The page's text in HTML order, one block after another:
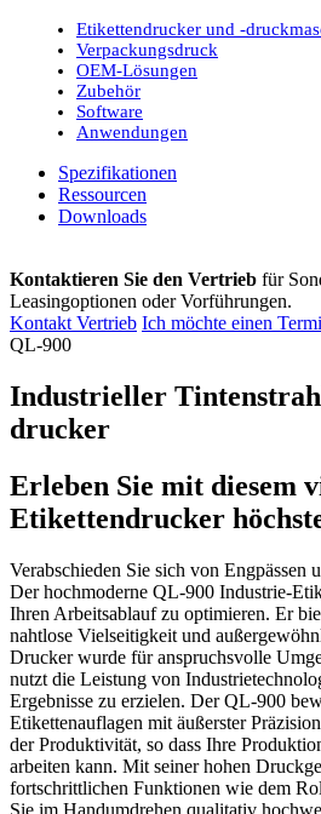
Etikettendrucker und -
Verpackungsdruck
OEM-Lösungen
Zubehör
Software
Anwendungen
Spezifikationen
Ressourcen
Downloads
Kontaktieren Sie den Vertrieb für
Leasingoptionen oder Vorführungen.
Kontakt Vertrieb Ich möchte einen
QL-900
Industrieller
drucker
Erleben Sie mit diesem
Etikettendrucker
Verabschieden Sie sich von Engpässen
Der hochmoderne QL-900 Industrie-
Ihren Arbeitsablauf zu optimieren. Er
nahtlose Vielseitigkeit und
Drucker wurde für anspruchsvolle
nutzt die Leistung von
Ergebnisse zu erzielen. Der QL-900
Etikettenauflagen mit äußerster
der Produktivität, so dass Ihre
arbeiten kann. Mit seiner hohen
fortschrittlichen Funktionen wie dem
Sie im Handumdrehen qualitativ